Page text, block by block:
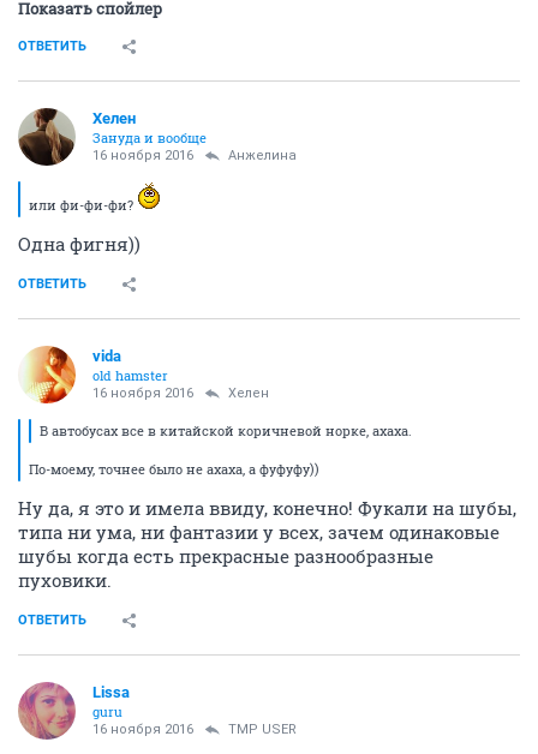
Показать спойлер
ОТВЕТИТЬ
Хелен
Зануда и вообще
16 ноября 2016 Aнжелина
или фи-фи-фи?
Одна фигня))
ОТВЕТИТЬ
vida
old hamster
16 ноября 2016 Хелен
В автобусах все в китайской коричневой норке, ахаха.
По-моему, точнее было не ахаха, а фуфуфу))
Ну да, я это и имела ввиду, конечно! Фукали на шубы,
типа ни ума, ни фантазии у всех, зачем одинаковые
шубы когда есть прекрасные разнообразные
пуховики.
ОТВЕТИТЬ
Lissa
guru
16 ноября 2016 TMP USER